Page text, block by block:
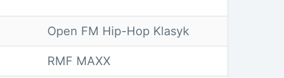
Open FM Hip-Hop Klasyk
RMF MAXX